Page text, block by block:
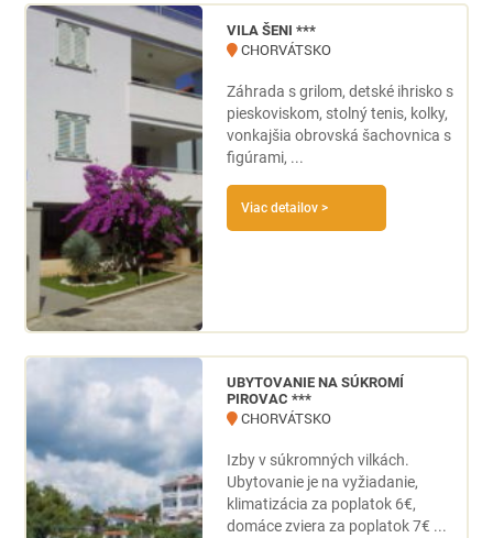
VILA ŠENI ***
CHORVÁTSKO
Záhrada s grilom, detské ihrisko s
pieskoviskom, stolný tenis, kolky,
vonkajšia obrovská šachovnica s
figúrami, ...
Viac detailov >
UBYTOVANIE NA SÚKROMÍ
PIROVAC ***
CHORVÁTSKO
Izby v súkromných vilkách.
Ubytovanie je na vyžiadanie,
klimatizácia za poplatok 6€,
domáce zviera za poplatok 7€ ...